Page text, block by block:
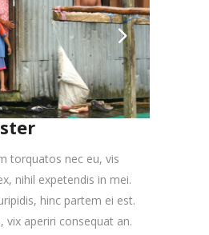
torquatos nec eu, vis
nihil expetendis in mei.
hinc partem ei est.
vix aperiri consequat an.